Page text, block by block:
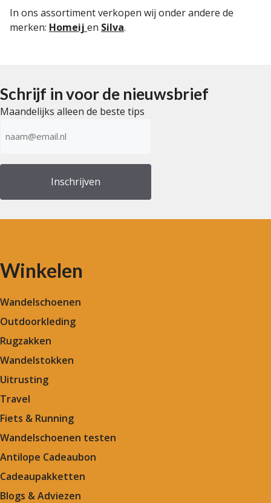
In ons assortiment verkopen wij onder andere de
merken: Homeij en Silva.
Schrijf in voor de nieuwsbrief
Maandelijks alleen de beste tips
mailadres
Winkelen
Wandelschoenen
Outdoorkleding
Rugzakken
Wandelstokken
Uitrusting
Travel
Fiets & Running
Wandelschoenen testen
Antilope Cadeaubon
Cadeaupakketten
Blogs & Adviezen